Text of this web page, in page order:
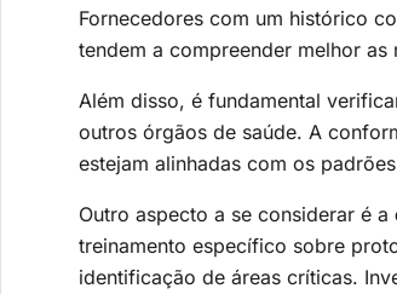
Fornecedores com um histórico
tendem a compreender melhor
Além disso, é fundamental
outros órgãos de saúde. A
estejam alinhadas com os
Outro aspecto a se considerar é a
treinamento específico sobre
identificação de áreas críticas.